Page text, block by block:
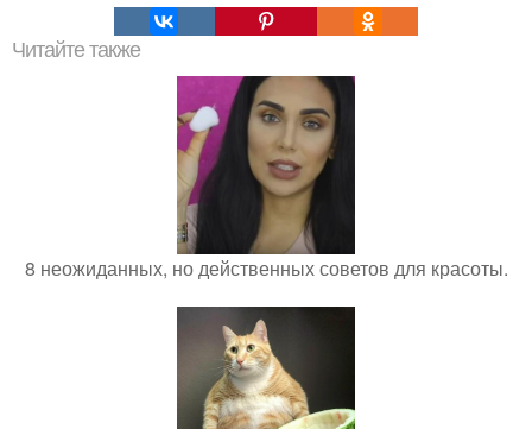
Читайте также
8 неожиданных, но действенных советов для красоты.